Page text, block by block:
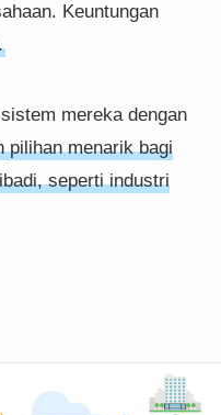
Keuntungan
mereka dengan
pilihan menarik bagi
seperti industri